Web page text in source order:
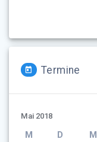
Termine
Mai 2018
M D M